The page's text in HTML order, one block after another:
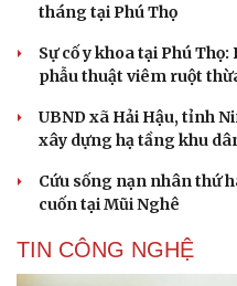
tháng tại Phú Thọ
Sự cố y khoa tại Phú
phẫu thuật viêm ruột
UBND xã Hải Hậu, tỉnh
xây dựng hạ tầng khu
Cứu sống nạn nhân thứ
cuốn tại Mũi Nghê
TIN CÔNG NGHỆ